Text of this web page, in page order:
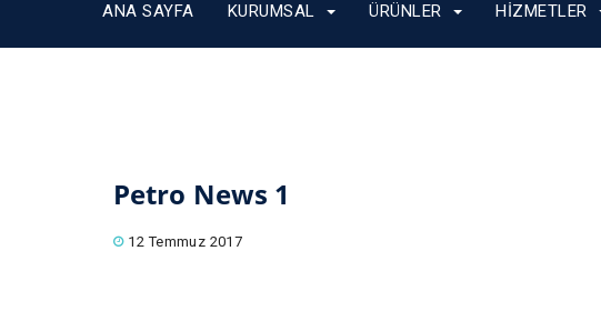
ANA SAYFA KURUMSAL ÜRÜNLER HIZMETLER
Petro News 1
12 Temmuz 2017